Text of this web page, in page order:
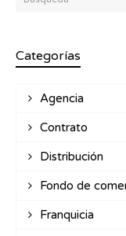
Categorías
Agencia
Contrato
Distribución
Fondo de
Franquicia